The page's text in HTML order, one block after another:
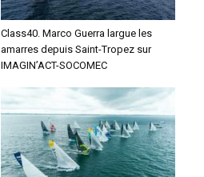
Class40. Marco Guerra largue les
amarres depuis Saint-Tropez sur
IMAGIN’ACT-SOCOMEC